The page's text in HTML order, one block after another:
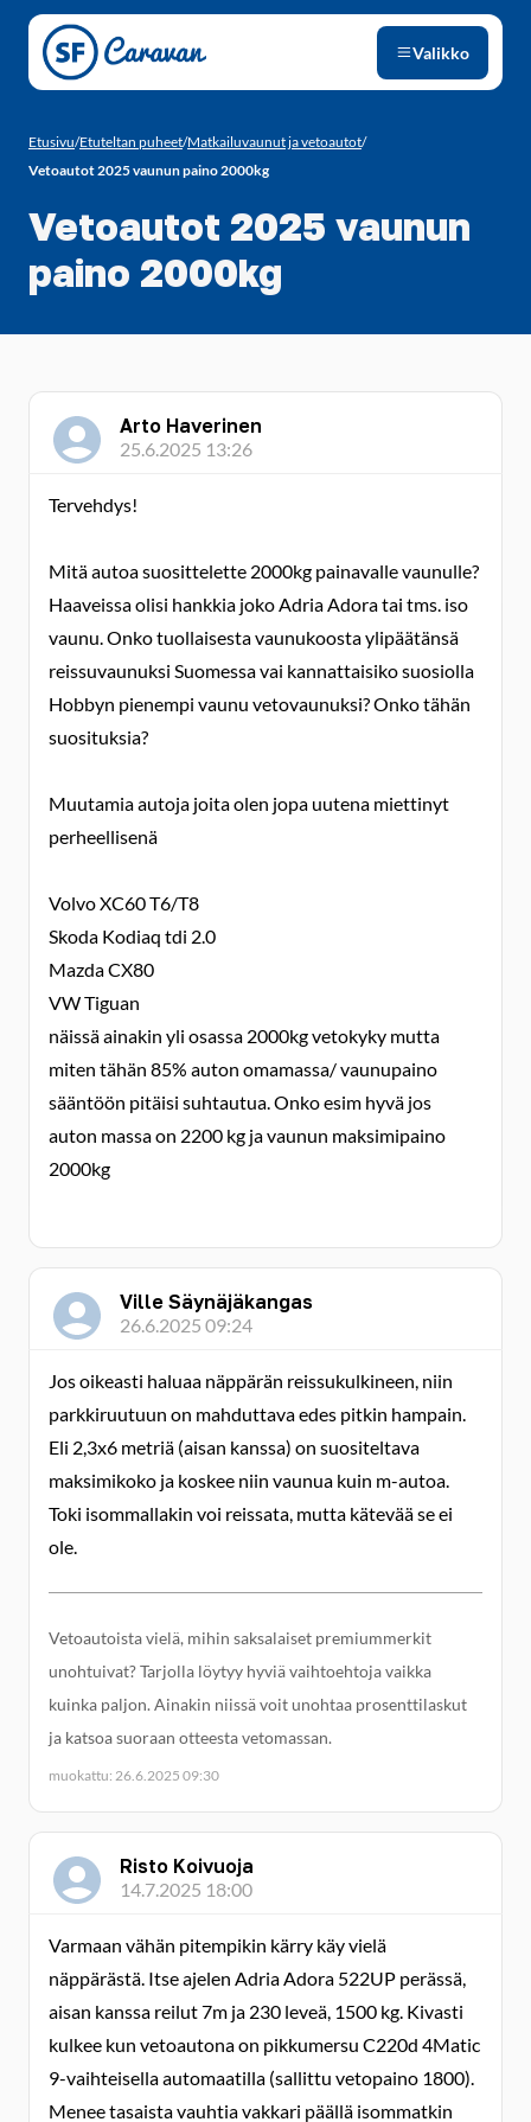
Siirry sivun sisältöön
Valikko
Etusivu/Etuteltan puheet/Matkailuvaunut ja vetoautot/
Vetoautot 2025 vaunun paino 2000kg
Vetoautot 2025 vaunun
paino 2000kg
Arto Haverinen
25.6.2025 13:26
Tervehdys!
Mitä autoa suosittelette 2000kg painavalle vaunulle?
Haaveissa olisi hankkia joko Adria Adora tai tms. iso
vaunu. Onko tuollaisesta vaunukoosta ylipäätänsä
reissuvaunuksi Suomessa vai kannattaisiko suosiolla
Hobbyn pienempi vaunu vetovaunuksi? Onko tähän
suosituksia?
Muutamia autoja joita olen jopa uutena miettinyt
perheellisenä
Volvo XC60 T6/T8
Skoda Kodiaq tdi 2.0
Mazda CX80
VW Tiguan
näissä ainakin yli osassa 2000kg vetokyky mutta
miten tähän 85% auton omamassa/ vaunupaino
sääntöön pitäisi suhtautua. Onko esim hyvä jos
auton massa on 2200 kg ja vaunun maksimipaino
2000kg
Ville Säynäjäkangas
26.6.2025 09:24
Jos oikeasti haluaa näppärän reissukulkineen, niin
parkkiruutuun on mahduttava edes pitkin hampain.
Eli 2,3x6 metriä (aisan kanssa) on suositeltava
maksimikoko ja koskee niin vaunua kuin m-autoa.
Toki isommallakin voi reissata, mutta kätevää se ei
ole.
Vetoautoista vielä, mihin saksalaiset premiummerkit
unohtuivat? Tarjolla löytyy hyviä vaihtoehtoja vaikka
kuinka paljon. Ainakin niissä voit unohtaa prosenttilaskut
ja katsoa suoraan otteesta vetomassan.
muokattu: 26.6.2025 09:30
Risto Koivuoja
14.7.2025 18:00
Varmaan vähän pitempikin kärry käy vielä
näppärästä. Itse ajelen Adria Adora 522UP perässä,
aisan kanssa reilut 7m ja 230 leveä, 1500 kg. Kivasti
kulkee kun vetoautona on pikkumersu C220d 4Matic
9-vaihteisella automaatilla (sallittu vetopaino 1800).
Menee tasaista vauhtia vakkari päällä isommatkin